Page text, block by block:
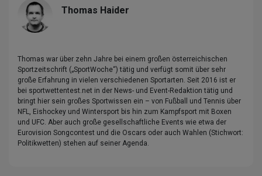
Thomas Haider
Thomas war über zehn Jahre bei einem großen österreichischen
Sportzeitschrift („SportWoche“) tätig und verfügt somit über sehr
große Erfahrung in vielen verschiedenen Sportarten. Seit 2016 ist er
bei sportwettentest.net in der News- und Event-Redaktion tätig und
bringt hier sein großes Sportwissen ein – von Fußball und Tennis über
NFL, Eishockey und Wintersport bis hin zum Kampfsport mit Boxen
und UFC. Aber auch große gesellschaftliche Events wie etwa der
Eurovision Songcontest und die Oscars oder auch Wahlen (Stichwort:
Politikwetten) stehen auf seiner Agenda.